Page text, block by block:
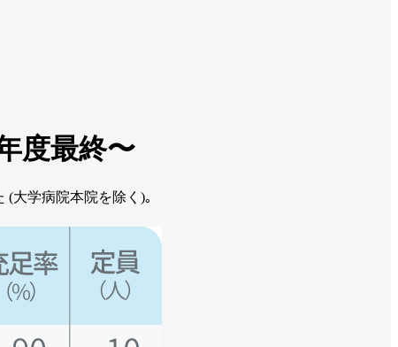
度最終〜
(大学病院本院を除く)｡